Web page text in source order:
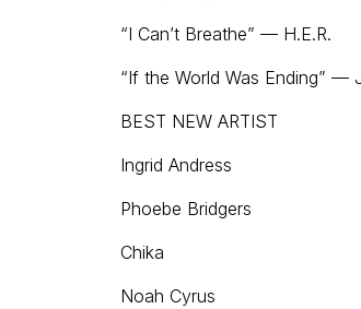
“I Can’t Breathe” — H.E.R.
“If the World Was Ending” —
BEST NEW ARTIST
Ingrid Andress
Phoebe Bridgers
Chika
Noah Cyrus